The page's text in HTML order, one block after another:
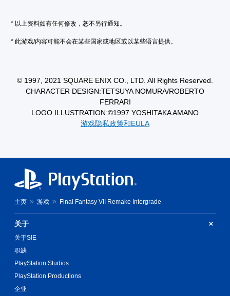
* 以上资料如有任何修改，恕不另行通知。
* 此游戏/内容可能不会在某些国家或地区或以某些语言提供。
© 1997, 2021 SQUARE ENIX CO., LTD. All Rights Reserved.
CHARACTER DESIGN:TETSUYA NOMURA/ROBERTO
FERRARI
LOGO ILLUSTRATION:©1997 YOSHITAKA AMANO
游戏隐私政策和EULA
主页 游戏 Final Fantasy VII Remake Intergrade
关于
关于SIE
职缺
PlayStation Studios
PlayStation Productions
企业